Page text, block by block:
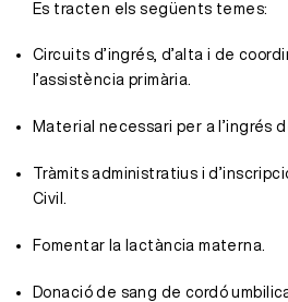
Es tracten els següents temes:
Circuits d’ingrés, d’alta i de
l’assistència primària.
Material necessari per a l’ingrés
Tràmits administratius i
Civil.
Fomentar la lactància materna.
Donació de sang de cordó